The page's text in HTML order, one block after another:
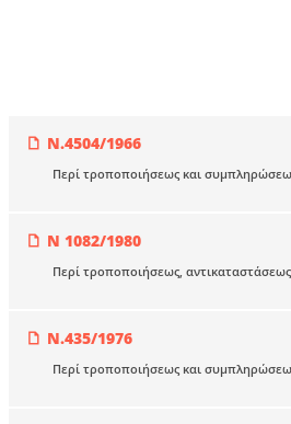
Ν.4504/1966
Περί τροποποιήσεως και
Ν 1082/1980
Περί τροποποιήσεως,
Ν.435/1976
Περί τροποποιήσεως και